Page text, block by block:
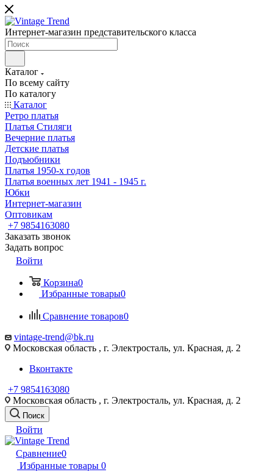
Интернет-магазин представительского класса
Каталог
По всему сайту
По каталогу
Каталог
Ретро платья
Платья Стиляги
Вечерние платья
Детские платья
Подъюбники
Платья 1950-х годов
Платья военных лет 1941 - 1945 г.
Юбки
Интернет-магазин
Оптовикам
+7 9854163080
Заказать звонок
Задать вопрос
Войти
Корзина0
Избранные товары0
Сравнение товаров0
vintage-trend@bk.ru
Московская область , г. Электросталь, ул. Красная, д. 2
Вконтакте
+7 9854163080
Московская область , г. Электросталь, ул. Красная, д. 2
Поиск
Войти
Сравнение0
Избранные товары 0